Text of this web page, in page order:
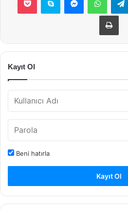
Kayıt Ol
Beni hatırla
Kayıt Ol